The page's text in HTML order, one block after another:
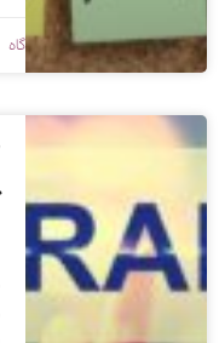
1399/11/04 بدون دیدگاه